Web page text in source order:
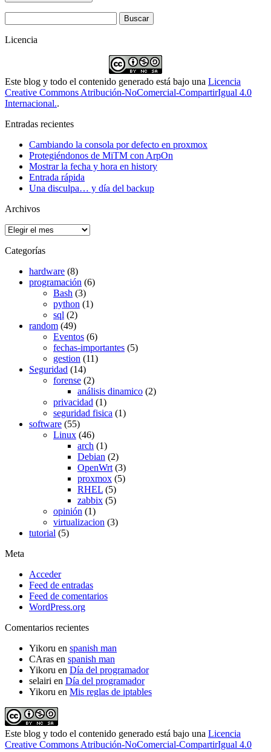
Licencia
Este blog y todo el contenido generado está bajo una Licencia
Creative Commons Atribución-NoComercial-CompartirIgual 4.0
Internacional..
Entradas recientes
Cambiando la consola por defecto en proxmox
Protegiéndonos de MiTM con ArpOn
Mostrar la fecha y hora en history
Entrada rápida
Una disculpa… y día del backup
Archivos
Archivos
Categorías
hardware (8)
programación (6)
Bash (3)
python (1)
sql (2)
random (49)
Eventos (6)
fechas-importantes (5)
gestion (11)
Seguridad (14)
forense (2)
análisis dinamico (2)
privacidad (1)
seguridad fisica (1)
software (55)
Linux (46)
arch (1)
Debian (2)
OpenWrt (3)
proxmox (5)
RHEL (5)
zabbix (5)
opinión (1)
virtualizacion (3)
tutorial (5)
Meta
Acceder
Feed de entradas
Feed de comentarios
WordPress.org
Comentarios recientes
Yikoru en spanish man
CAras en spanish man
Yikoru en Día del programador
selairi en Día del programador
Yikoru en Mis reglas de iptables
Este blog y todo el contenido generado está bajo una Licencia
Creative Commons Atribución-NoComercial-CompartirIgual 4.0